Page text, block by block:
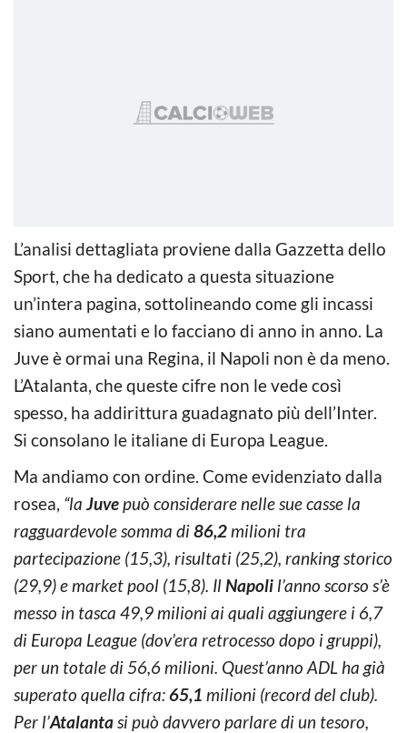
L’analisi dettagliata proviene dalla Gazzetta dello
Sport, che ha dedicato a questa situazione
un’intera pagina, sottolineando come gli incassi
siano aumentati e lo facciano di anno in anno. La
Juve è ormai una Regina, il Napoli non è da meno.
L’Atalanta, che queste cifre non le vede così
spesso, ha addirittura guadagnato più dell’Inter.
Si consolano le italiane di Europa League.
Ma andiamo con ordine. Come evidenziato dalla
rosea, “la Juvepuò considerare nelle sue casse la
ragguardevole somma di86,2milioni tra
partecipazione (15,3), risultati (25,2), ranking storico
(29,9) e market pool (15,8). IlNapoli l’anno scorso s’è
messo in tasca 49,9 milioni ai quali aggiungere i 6,7
di Europa League (dov’era retrocesso dopo i gruppi),
per un totale di 56,6 milioni. Quest’anno ADL ha già
superato quella cifra:65,1 milioni (record del club).
Per l’Atalantasi può davvero parlare di un tesoro,